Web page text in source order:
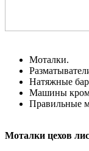
Моталки.
Натяжные
Машины
Правильные
Моталки цехов